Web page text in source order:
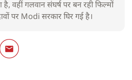
वहीं गलवान संघर्ष पर बन रही फिल्मों
पर Modi सरकार घिर गई है।